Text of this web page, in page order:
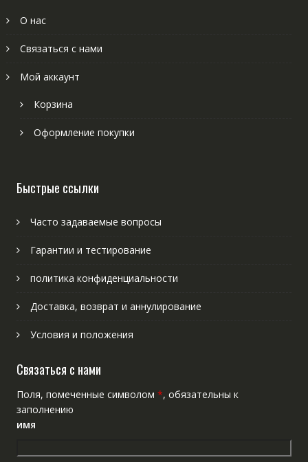
О нас
Связаться с нами
Мой аккаунт
Корзина
Оформление покупки
Быстрые ссылки
Часто задаваемые вопросы
Гарантии и тестирование
политика конфиденциальности
Доставка, возврат и аннулирование
Условия и положения
Связаться с нами
Поля, помеченные символом *, обязательны к
заполнению
имя